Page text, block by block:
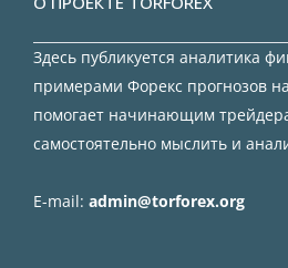
Здесь публикуется аналитика
примерами Форекс прогнозов
помогает начинающим
самостоятельно мыслить и
E-mail: admin@torforex.org